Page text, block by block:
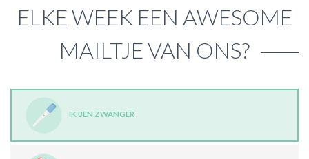
ELKE WEEK EEN AWESOME
MAILTJE VAN ONS?
IK BEN ZWANGER